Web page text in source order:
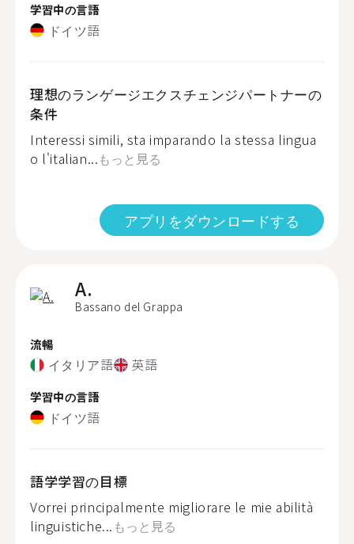
学習中の言語
ドイツ語
理想のランゲージエクスチェンジパートナーの
条件
Interessi simili, sta imparando la stessa lingua
o l'italian...もっと見る
アプリをダウンロードする
A.
Bassano del Grappa
流暢
イタリア語 英語
学習中の言語
ドイツ語
語学学習の目標
Vorrei principalmente migliorare le mie abilità
linguistiche... もっと見る